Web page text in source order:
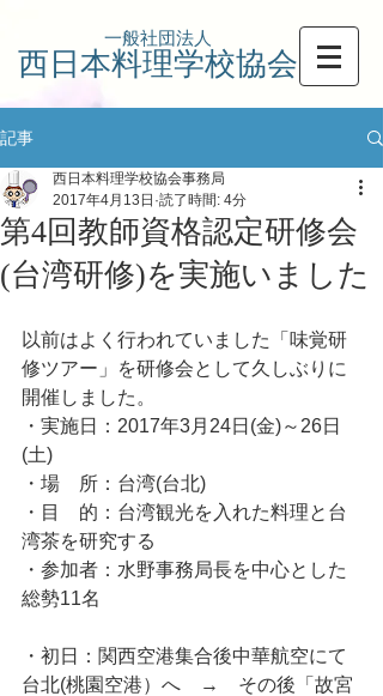
一般社団法人
西日本料理学校協会
記事
第4回教師資格認定研修会
(台湾研修)を実施いました
西日本料理学校協会事務局
2017年4月13日 読了時間: 4分
以前はよく行われていました「味覚研
修ツアー」を研修会として久しぶりに
開催しました。
・実施日：2017年3月24日(金)～26日
(土)
・場　所：台湾(台北)
・目　的：台湾観光を入れた料理と台
湾茶を研究する
・参加者：水野事務局長を中心とした
総勢11名
・初日：関西空港集合後中華航空にて
台北(桃園空港）へ　→　その後「故宮